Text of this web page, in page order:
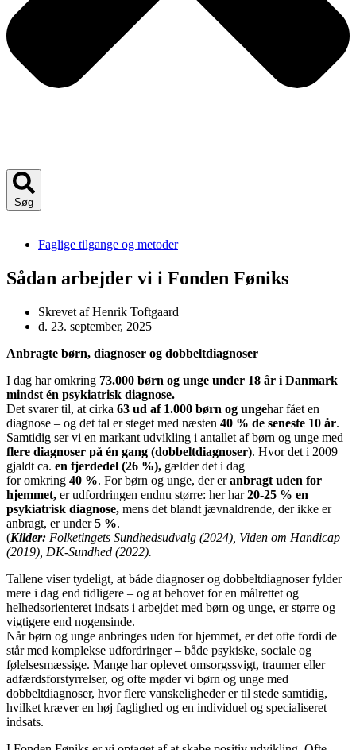
Søg
Faglige tilgange og metoder
Sådan arbejder vi i Fonden Føniks
Skrevet afHenrik Toftgaard
d. 23. september, 2025
Anbragte børn, diagnoser og dobbeltdiagnoser
I dag har omkring 73.000 børn og unge under 18 år i Danmark
mindst én psykiatrisk diagnose.
Det svarer til, at cirka 63 ud af 1.000 børn og ungehar fået en
diagnose – og det tal er steget med næsten 40 % de seneste 10 år.
Samtidig ser vi en markant udvikling i antallet af børn og unge med
flere diagnoser på én gang (dobbeltdiagnoser). Hvor det i 2009
gjaldt ca. en fjerdedel (26 %), gælder det i dag
for omkring 40 %. For børn og unge, der eranbragt uden for
hjemmet, er udfordringen endnu større: her har20-25 % en
psykiatrisk diagnose, mens det blandt jævnaldrende, der ikke er
anbragt, er under5 %.
(Kilder: Folketingets Sundhedsudvalg (2024), Viden om Handicap
(2019), DK-Sundhed (2022).
Tallene viser tydeligt, at både diagnoser og dobbeltdiagnoser fylder
mere i dag end tidligere – og at behovet for en målrettet og
helhedsorienteret indsats i arbejdet med børn og unge, er større og
vigtigere end nogensinde.
Når børn og unge anbringes uden for hjemmet, er det ofte fordi de
står med komplekse udfordringer – både psykiske, sociale og
følelsesmæssige. Mange har oplevet omsorgssvigt, traumer eller
adfærdsforstyrrelser, og ofte møder vi børn og unge med
dobbeltdiagnoser, hvor flere vanskeligheder er til stede samtidig,
hvilket kræver en høj faglighed og en individuel og specialiseret
indsats.